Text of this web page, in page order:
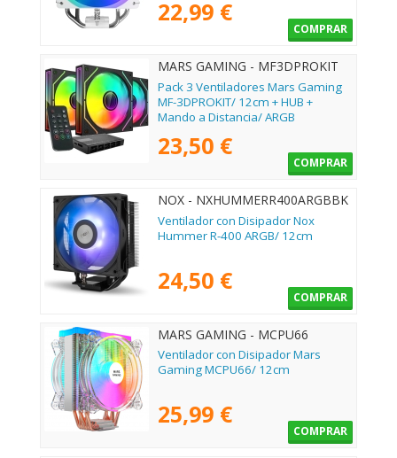
22,99 €
COMPRAR
MARS GAMING - MF3DPROKIT
Pack 3 Ventiladores Mars Gaming
MF-3DPROKIT/ 12cm + HUB +
Mando a Distancia/ ARGB
23,50 €
COMPRAR
NOX - NXHUMMERR400ARGBBK
Ventilador con Disipador Nox
Hummer R-400 ARGB/ 12cm
24,50 €
COMPRAR
MARS GAMING - MCPU66
Ventilador con Disipador Mars
Gaming MCPU66/ 12cm
25,99 €
COMPRAR